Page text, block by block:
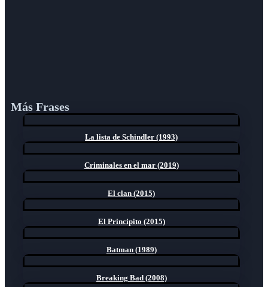
Más Frases
La lista de Schindler (1993)
Criminales en el mar (2019)
El clan (2015)
El Principito (2015)
Batman (1989)
Breaking Bad (2008)